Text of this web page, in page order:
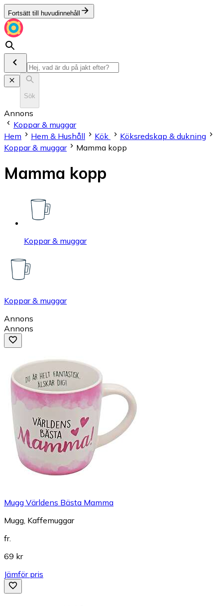
Fortsätt till huvudinnehåll
Sök
Annons
Koppar & muggar
Hem
Hem & Hushåll Kök
Köksredskap & dukning
Koppar & muggar
Mamma kopp
Mamma kopp
Koppar & muggar
Koppar & muggar
Annons
Annons
Mugg Världens Bästa Mamma
Mugg, Kaffemuggar
fr.
69 kr
Jämför pris